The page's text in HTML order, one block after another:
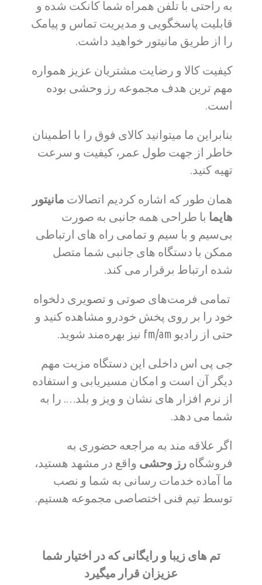
به راحتی با تلفن همراه شما کانکت شده و
قابلیت پاسخگویی و مدیریت تماس و پیامک
را از طریق مانیتور خواهید داشت.
کیفیت کالا و رضایت مشتریان عزیز همواره
مهم ترین هدف مجموعه رز وحشی بوده
است.
بنابراین ما میتوانید کالای فوق را با اطمینان
خاطر از جهت طول عمر، کیفیت و سرعت
تهیه کنید.
همان طور که اشاره کردیم اتصالات مانیتور
هایما با طراحی همه جانبی به صورت
بی‌سیم و با سیم و تمامی راه های ارتباطی
ممکن با دستگاه های جانبی شما متصل
شده ارتباط برقرار می کند.
تمامی فرمت‌های صوتی و تصویری دلخواه
خود را بر روی پخش خودرو مشاهده کنید و
حتی از رادیو fm/am نیز بهره‌مند شوید.
جی پی اس داخلی این دستگاه مزیت مهم
دیگر آن است و امکان مسیریابی و استفاده
از نرم افزار های نشان و ویز و بلد…. را به
شما می دهد.
اگر علاقه مند به مراجعه حضوری به
فروشگاه رز وحشی واقع در مشهد هستید،
ما آماده خدمات رسانی به شما و نصب
توسط تیم فنی اختصاصی مجموعه هستیم.
تم های زیبا و رایگانی که در اختیار شما
عزیزان قرار میگیرد